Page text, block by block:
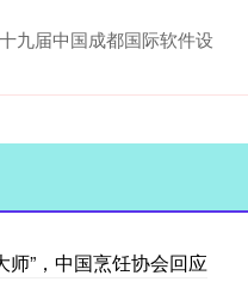
九届中国成都国际软件设
师”，中国烹饪协会回应